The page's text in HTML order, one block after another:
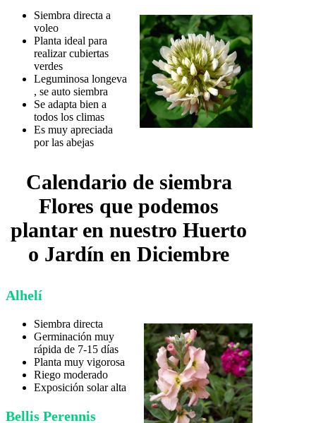
Siembra directa a
voleo
Planta ideal para
realizar cubiertas
verdes
Leguminosa longeva
, se auto siembra
Se adapta bien a
todos los climas
Es muy apreciada
por las abejas
Calendario de siembra
Flores que podemos
plantar en nuestro Huerto
o Jardín en Diciembre
Alhelí
Siembra directa
Germinación muy
rápida de 7-15 días
Planta muy vigorosa
Riego moderado
Exposición solar alta
Bellis Perennis